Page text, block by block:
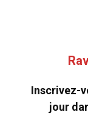
Inscrivez-
jour